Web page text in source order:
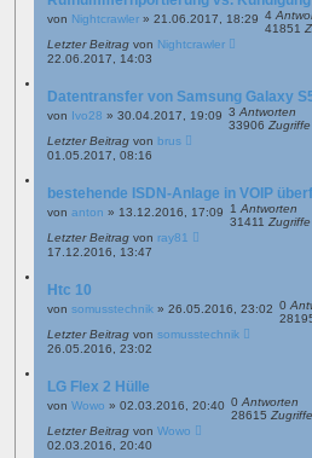
von Nightcrawler » 21.06.2017, 18:29 4
41851
Letzter Beitrag von Nightcrawler
22.06.2017, 14:03
Datentransfer von Samsung Galaxy
von Ivo28 » 30.04.2017, 19:09 3 Antworten
33906 Zugriffe
Letzter Beitrag von brus
01.05.2017, 08:16
bestehende ISDN-Anlage in VOIP
von anton » 13.12.2016, 17:09 1 Antworten
31411 Zugriffe
Letzter Beitrag von ray81
17.12.2016, 13:47
Htc 10
von somusstechnik » 26.05.2016, 23:02 0
Letzter Beitrag von somusstechnik
26.05.2016, 23:02
LG Flex 2 Hülle
von Wowo » 02.03.2016, 20:40 0 Antworten
28615 Zugriffe
Letzter Beitrag von Wowo
02.03.2016, 20:40